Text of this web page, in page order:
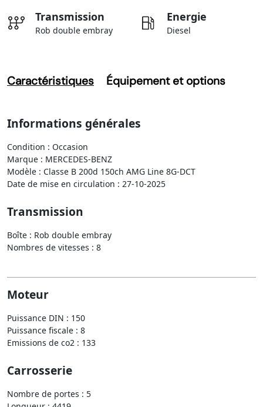
Transmission
Rob double embray
Energie
Diesel
Caractéristiques Équipement et options
Informations générales
Condition : Occasion
Marque : MERCEDES-BENZ
Modèle : Classe B 200d 150ch AMG Line 8G-DCT
Date de mise en circulation : 27-10-2025
Transmission
Boîte : Rob double embray
Nombres de vitesses : 8
Moteur
Puissance DIN : 150
Puissance fiscale : 8
Emissions de co2 : 133
Carrosserie
Nombre de portes : 5